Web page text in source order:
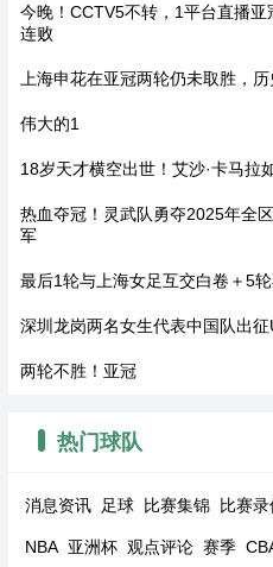
今晚！CCTV5不转，1平台直播
连败
上海申花在亚冠两轮仍未取胜，
伟大的1
18岁天才横空出世！艾沙·卡马拉
热血夺冠！灵武队勇夺2025年全
军
最后1轮与上海女足互交白卷＋5
深圳龙岗两名女生代表中国队出
两轮不胜！亚冠
热门球队
消息资讯 足球 比赛集锦 比赛录
NBA 亚洲杯 观点评论 赛季